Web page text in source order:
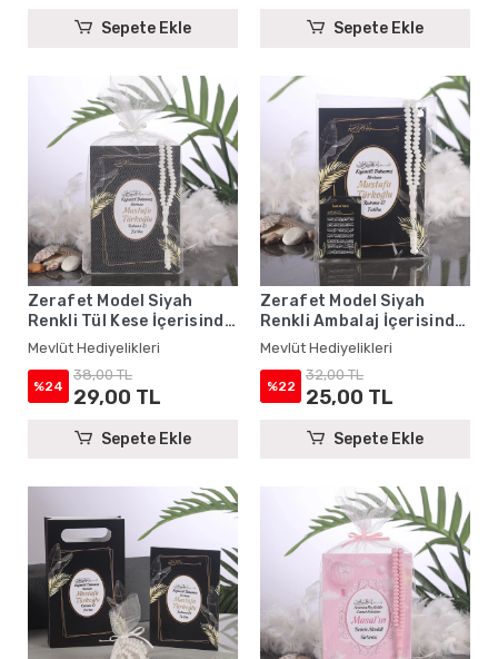
Sepete Ekle Sepete Ekle
Zerafet Model Siyah
Renkli Tül Kese İçerisinde
Yasin Kitabı ve Tesbih -
Mevlüt Hediyelikleri
Mevlüt Hediyelikleri
%24
38,00 TL
29,00 TL
Sepete Ekle
Zerafet Model Siyah
Renkli Ambalaj İçerisinde
Yasin Kitabı, Magnet ve
Tesbih - Mevlüt
Hediyelikleri
Mevlüt Hediyelikleri
%22
32,00 TL
25,00 TL
Sepete Ekle